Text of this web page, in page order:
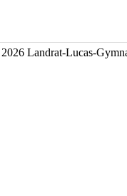
Landrat-Lucas-